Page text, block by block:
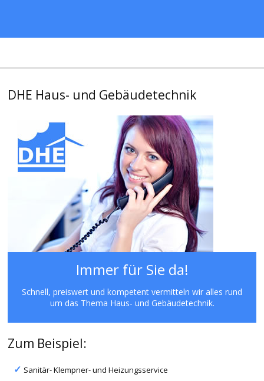
DHE Haus- und Gebäudetechnik
Immer für Sie da!
Schnell, preiswert und kompetent vermitteln wir alles rund
um das Thema Haus- und Gebäudetechnik.
Zum Beispiel:
Sanitär- Klempner- und Heizungsservice